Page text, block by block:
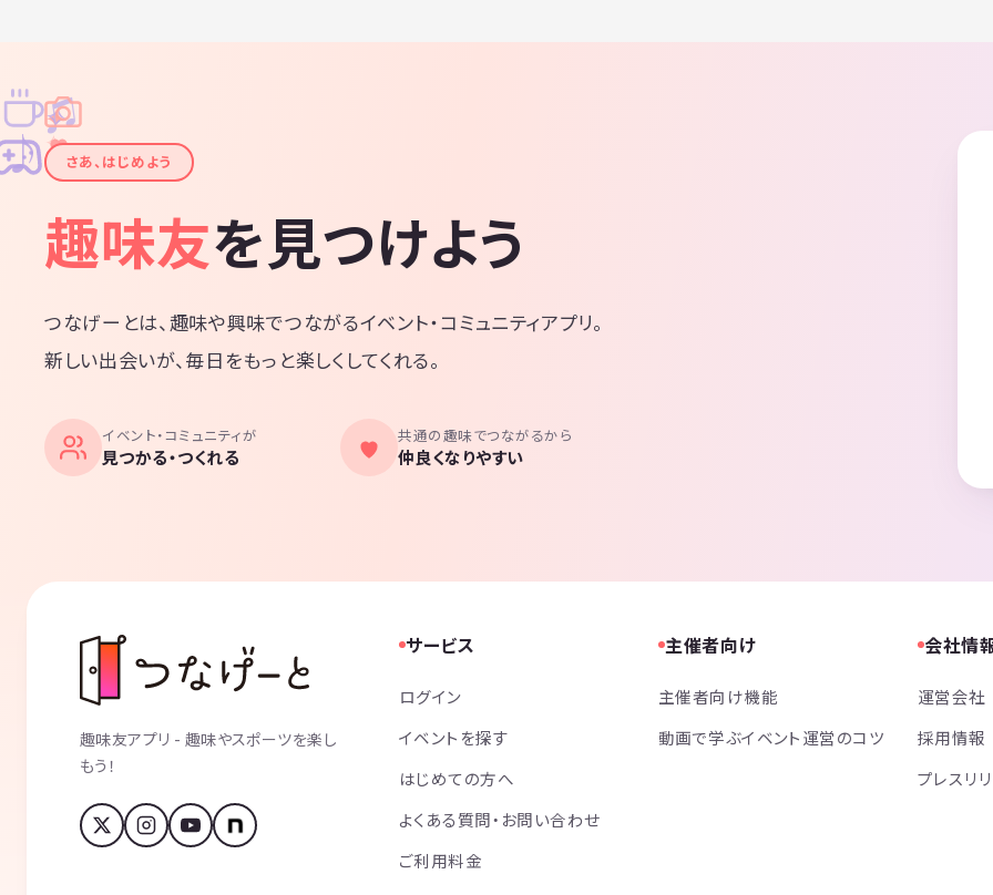
✦
✦
✧
✧
♪
♫
さあ、はじめよう
趣味友を見つけよう
つなげーとは、趣味や興味でつながるイベント・コミュニティアプリ。
新しい出会いが、毎日をもっと楽しくしてくれる。
イベント・コミュニティが
見つかる・つくれる
共通の趣味でつながるから
仲良くなりやすい
趣味友アプリ - 趣味やスポーツを楽し
もう！
サービス
ログイン
イベントを探す
はじめての方へ
よくある質問・お問い合わせ
ご利用料金
主催者向け
主催者向け機能
動画で学ぶイベント運営のコツ
会社情
運営会社
採用情報
プレスリ